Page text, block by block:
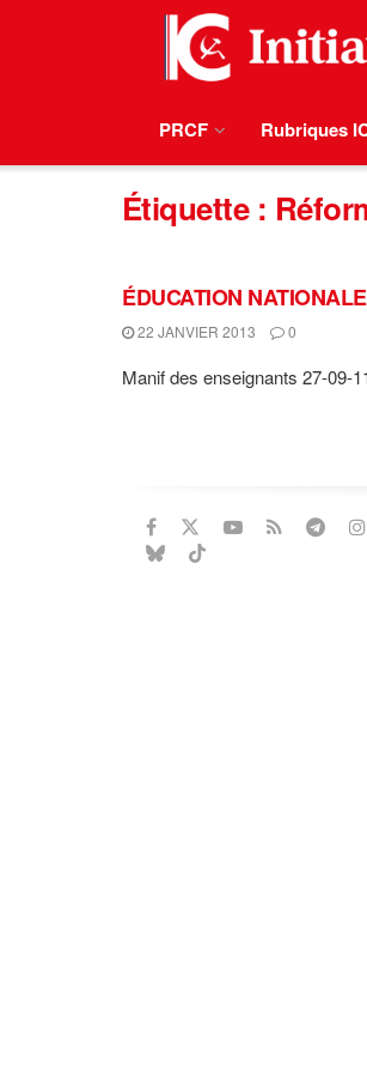
PRCF Rubriques
Étiquette :
ÉDUCATION
22 JANVIER 2013 0
Manif des enseignants 27-09-